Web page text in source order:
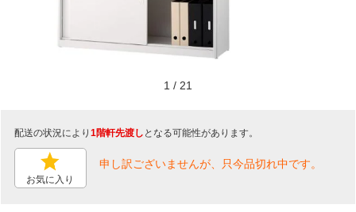
1 / 21
配送の状況により 1階軒先渡し となる可能性があります。
お気に入り
申し訳ございませんが、只今品切れ中です。